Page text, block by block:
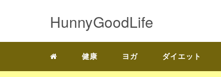
HunnyGoodLife
健康 ヨガ ダイエット